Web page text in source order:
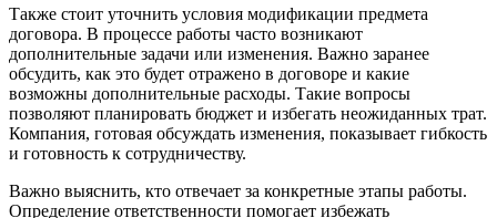
Также стоит уточнить условия модификации предмета
договора. В процессе работы часто возникают
дополнительные задачи или изменения. Важно заранее
обсудить, как это будет отражено в договоре и какие
возможны дополнительные расходы. Такие вопросы
позволяют планировать бюджет и избегать неожиданных трат.
Компания, готовая обсуждать изменения, показывает гибкость
и готовность к сотрудничеству.
Важно выяснить, кто отвечает за конкретные этапы работы.
Определение ответственности помогает избежать